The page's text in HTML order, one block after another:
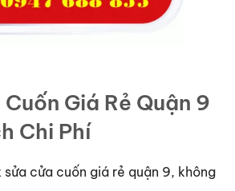
Giá Rẻ Quận 9
Chi Phí
cửa cuốn giá rẻ quận 9, không